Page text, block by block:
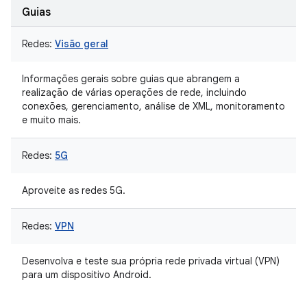
Guias
Redes: Visão geral
Informações gerais sobre guias que abrangem a
realização de várias operações de rede, incluindo
conexões, gerenciamento, análise de XML, monitoramento
e muito mais.
Redes: 5G
Aproveite as redes 5G.
Redes: VPN
Desenvolva e teste sua própria rede privada virtual (VPN)
para um dispositivo Android.